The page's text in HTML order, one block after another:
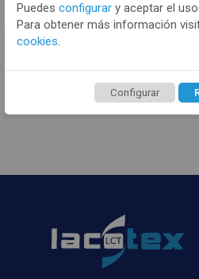
Registrateaquípara
contenido y
Puedes configurar y aceptar el
Para obtener más información
cookies.
Configurar